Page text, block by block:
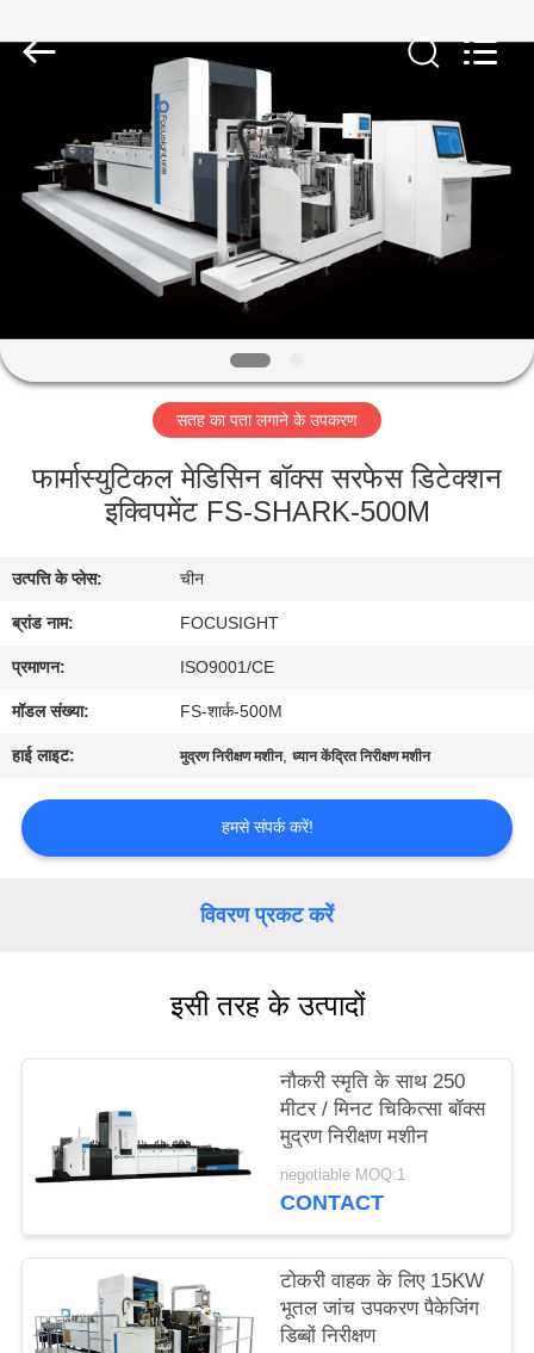
उत्पादों
में
भ्रमण
नियंत्रण
संपर्क
करें
एक
PRIVACY
Co.,Ltd.
सतह का पता लगाने के उपकरण
फार्मास्युटिकल मेडिसिन बॉक्स सरफेस डिटेक्शन
इक्विपमेंट FS-SHARK-500M
उत्पत्ति के प्लेस: चीन
ब्रांड नाम: FOCUSIGHT
प्रमाणन: ISO9001/CE
मॉडल संख्या: FS-शार्क-500M
हाई लाइट: मुद्रण निरीक्षण मशीन,ध्यान केंद्रित निरीक्षण मशीन
हमसे संपर्क करें!
विवरण प्रकट करें
इसी तरह के उत्पादों
नौकरी स्मृति के साथ 250
मीटर / मिनट चिकित्सा बॉक्स
मुद्रण निरीक्षण मशीन
negotiable MOQ:1
CONTACT
टोकरी वाहक के लिए 15KW
भूतल जांच उपकरण पैकेजिंग
डिब्बों निरीक्षण